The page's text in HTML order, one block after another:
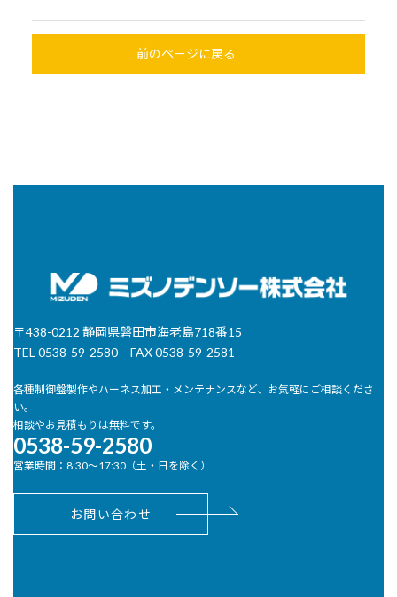
前のページに戻る
〒438-0212 静岡県磐田市海老島718番15
TEL 0538-59-2580 FAX 0538-59-2581
各種制御盤製作やハーネス加工・メンテナンスなど、お気軽にご相談くださ
い。
相談やお見積もりは無料です。
0538-59-2580
営業時間：8:30～17:30（土・日を除く）
お問い合わせ